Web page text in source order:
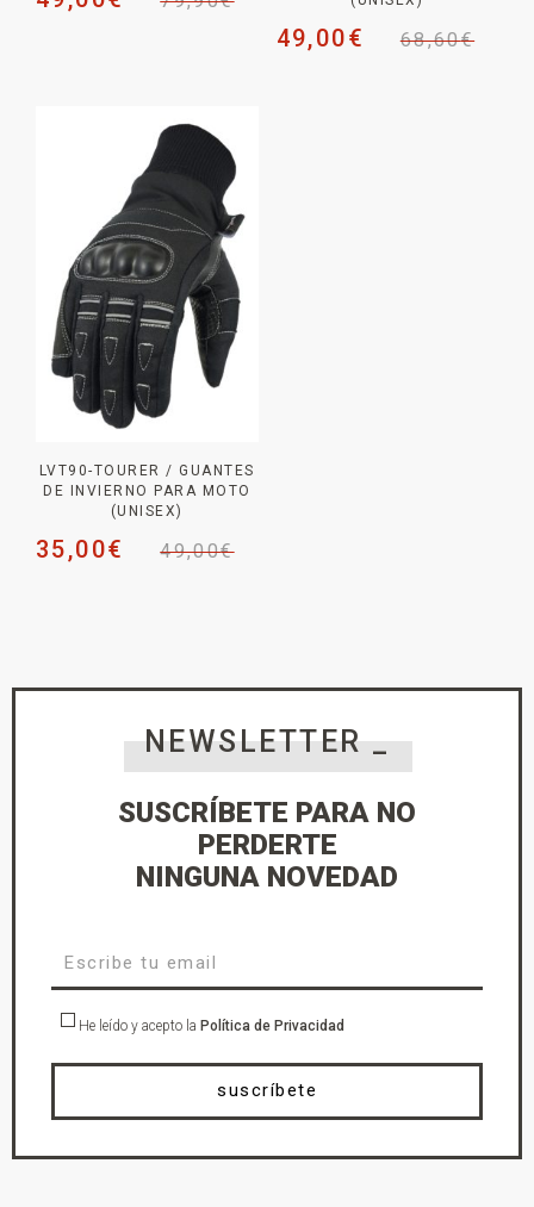
68,60€
49,00€
LVT90-TOURER / GUANTES
DE INVIERNO PARA MOTO
(UNISEX)
49,00€
35,00€
NEWSLETTER _
SUSCRÍBETE PARA NO
PERDERTE
NINGUNA NOVEDAD
He leído y acepto la Política de Privacidad
suscríbete